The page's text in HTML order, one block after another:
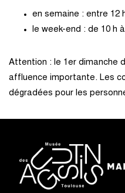
en semaine : entre 12
le week-end : de 10 h
Attention : le 1er dimanche
affluence importante. Les
dégradées pour les